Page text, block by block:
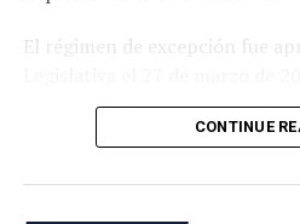
El régimen de excepción fue
suspensión temporal de
constitucionales, lo que amplió
señaladas de pertenecer a
CONTINUE